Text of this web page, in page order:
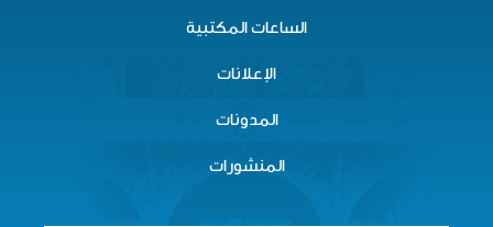
الساعات المكتبية
الإعلانات
المدونات
المنشورات